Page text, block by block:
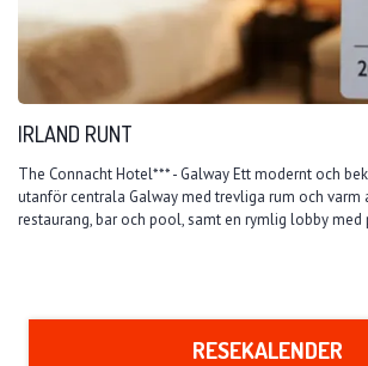
IRLAND RUNT
The Connacht Hotel*** - Galway Ett modernt och
utanför centrala Galway med trevliga rum och varm
restaurang, bar och pool, samt en rymlig lobby med
RESEKALENDER